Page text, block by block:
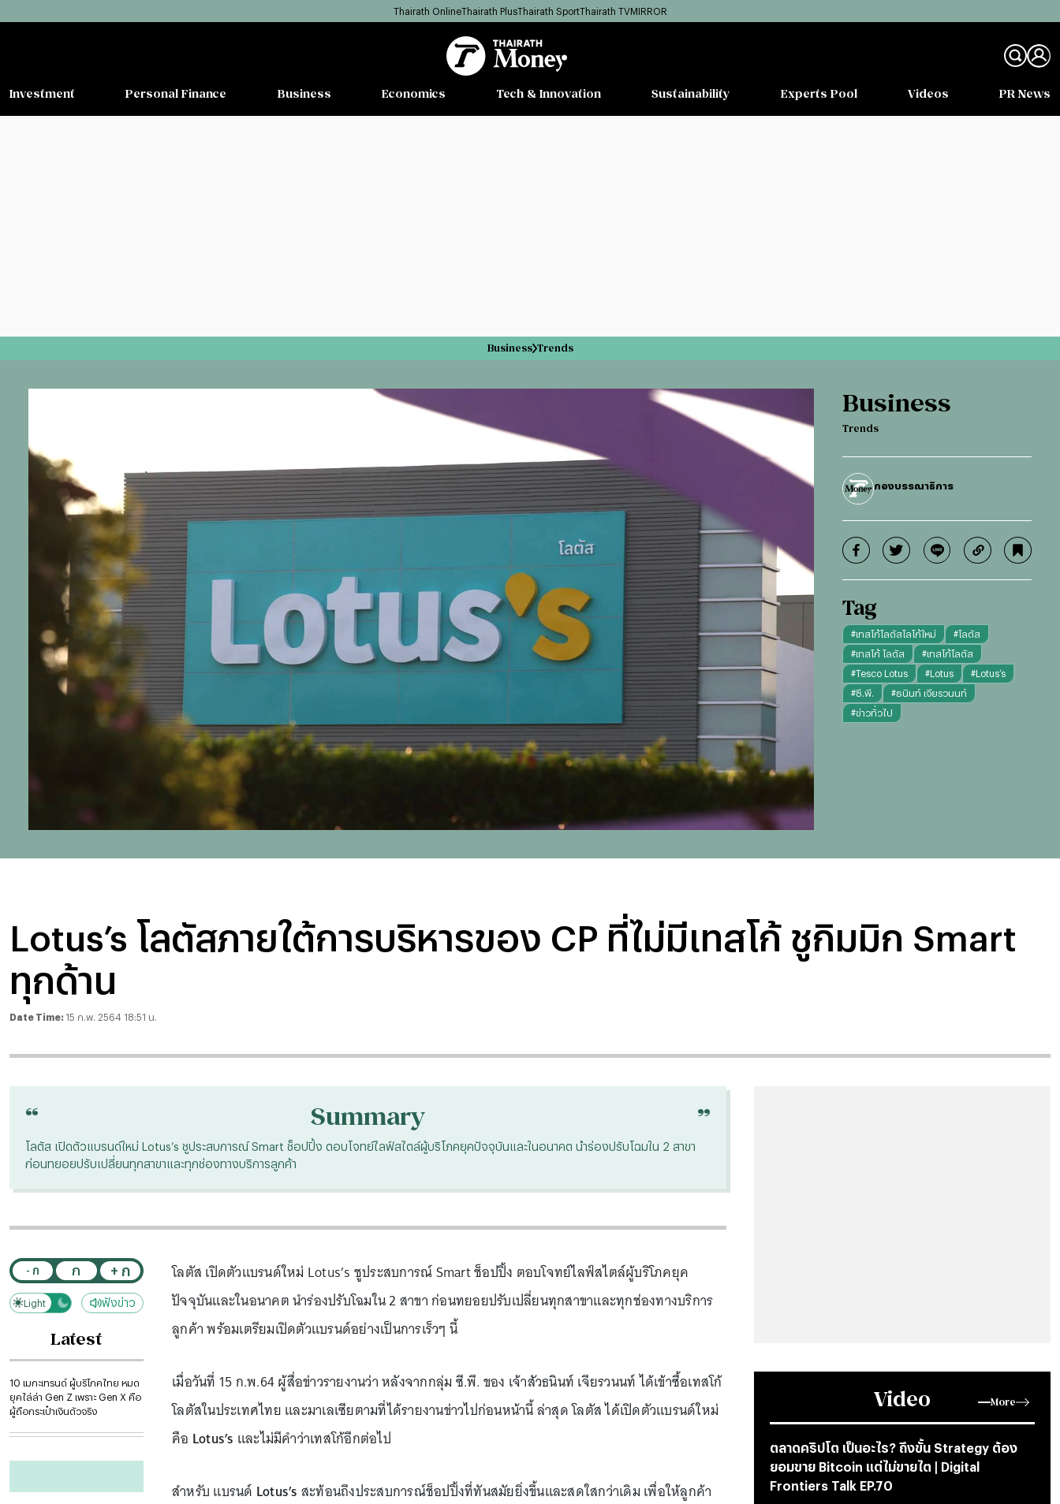
Thairath OnlineThairath PlusThairath SportThairath TVMIRROR
Investment Personal Finance Business Economics Tech & Innovation Sustainability Experts Pool Videos PR News
Business Trends
Business
Trends
กองบรรณาธิการ
Tag
#เทสโก้โลตัสโลโก้ใหม่ #โลตัส
#เทสโก้ โลตัส #เทสโก้โลตัส
#Tesco Lotus #Lotus #Lotus’s
#ซี.พี. #ธนินท์ เจียรวนนท์
#ข่าวทั่วไป
Lotus’s โลตัสภายใต้การบริหารของ CP ที่ไม่มีเทสโก้ ชูกิมมิก Smart
ทุกด้าน
Date Time: 15 ก.พ. 2564 18:51 น.
Video More
ตลาดคริปโต เป็นอะไร? ถึงขั้น Strategy ต้อง
ยอมขาย Bitcoin แต่ไม่ขายไต | Digital
Frontiers Talk EP.70
“ Summary “
โลตัส เปิดตัวแบรนด์ใหม่ Lotus’s ชูประสบการณ์ Smart ช็อปปิ้ง ตอบโจทย์ไลฟ์สไตล์ผู้บริโภคยุคปัจจุบันและในอนาคต นำร่องปรับโฉมใน 2 สาขา
ก่อนทยอยปรับเปลี่ยนทุกสาขาและทุกช่องทางบริการลูกค้า
- ก ก + ก
Dark
Light ฟังข่าว
Latest
10 เมกะเทรนด์ ผู้บริโภคไทย หมด
ยุคไล่ล่า Gen Z เพราะ Gen X คือ
ผู้ถือกระเป๋าเงินตัวจริง
โลตัส เปิดตัวแบรนด์ใหม่ Lotus’s ชูประสบการณ์ Smart ช็อปปิ้ง ตอบโจทย์ไลฟ์สไตล์ผู้บริโภคยุค
ปัจจุบันและในอนาคต นำร่องปรับโฉมใน 2 สาขา ก่อนทยอยปรับเปลี่ยนทุกสาขาและทุกช่องทางบริการ
ลูกค้า พร้อมเตรียมเปิดตัวแบรนด์อย่างเป็นการเร็วๆ นี้
เมื่อวันที่ 15 ก.พ.64 ผู้สื่อข่าวรายงานว่า หลังจากกลุ่ม ซี.พี. ของ เจ้าสัวธนินท์ เจียรวนนท์ ได้เข้าซื้อเทสโก้
โลตัสในประเทศไทย และมาเลเซียตามที่ได้รายงานข่าวไปก่อนหน้านี้ ล่าสุด โลตัส ได้เปิดตัวแบรนด์ใหม่
คือ Lotus’s และไม่มีคำว่าเทสโก้อีกต่อไป
สำหรับ แบรนด์ Lotus’s สะท้อนถึงประสบการณ์ช็อปปิ้งที่ทันสมัยยิ่งขึ้นและสดใสกว่าเดิม เพื่อให้ลูกค้า